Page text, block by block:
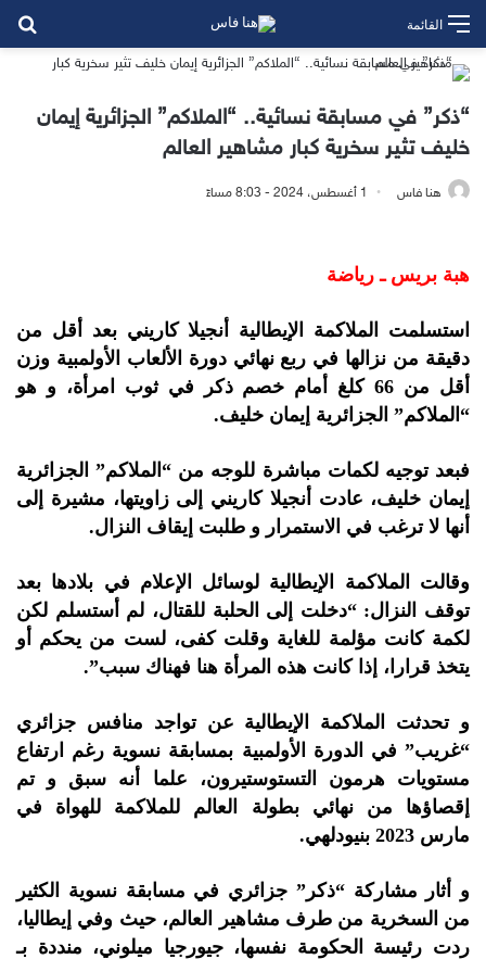
القائمة
“ذكر” في مسابقة نسائية.. “الملاكم” الجزائرية إيمان
خليف تثير سخرية كبار مشاهير العالم
هنا فاس 1 أغسطس، 2024 - 8:03 مساءً
هبة بريس ـ رياضة
استسلمت الملاكمة الإيطالية أنجيلا كاريني بعد أقل من
دقيقة من نزالها في ربع نهائي دورة الألعاب الأولمبية وزن
أقل من 66 كلغ أمام خصم ذكر في ثوب امرأة، و هو
“الملاكم” الجزائرية إيمان خليف.
فبعد توجيه لكمات مباشرة للوجه من “الملاكم” الجزائرية
إيمان خليف، عادت أنجيلا كاريني إلى زاويتها، مشيرة إلى
أنها لا ترغب في الاستمرار و طلبت إيقاف النزال.
وقالت الملاكمة الإيطالية لوسائل الإعلام في بلادها بعد
توقف النزال: “دخلت إلى الحلبة للقتال، لم أستسلم لكن
لكمة كانت مؤلمة للغاية وقلت كفى، لست من يحكم أو
يتخذ قرارا، إذا كانت هذه المرأة هنا فهناك سبب”.
و تحدثت الملاكمة الإيطالية عن تواجد منافس جزائري
“غريب” في الدورة الأولمبية بمسابقة نسوية رغم ارتفاع
مستويات هرمون التستوستيرون، علما أنه سبق و تم
إقصاؤها من نهائي بطولة العالم للملاكمة للهواة في
مارس 2023 بنيودلهي.
و أثار مشاركة “ذكر” جزائري في مسابقة نسوية الكثير
من السخرية من طرف مشاهير العالم، حيث وفي إيطاليا،
ردت رئيسة الحكومة نفسها، جيورجيا ميلوني، منددة بـ